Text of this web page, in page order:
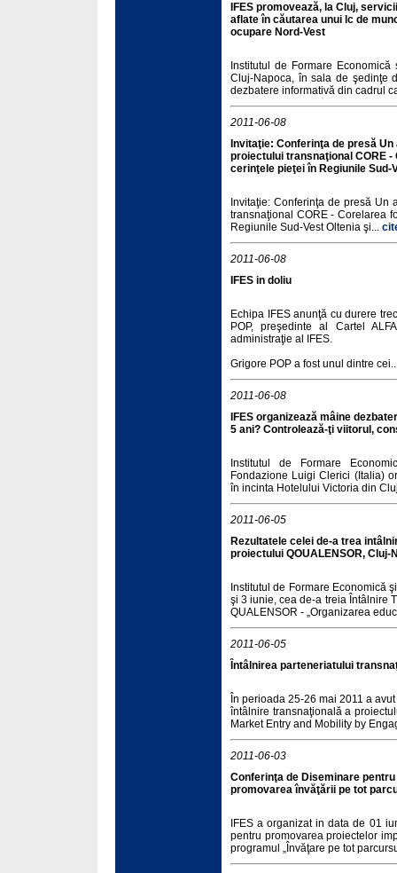
IFES promovează, la Cluj,
aflate în căutarea unui lc de
ocupare Nord-Vest
Institutul de Formare
Cluj-Napoca, în sala de şedinţe
dezbatere informativă din cadrul
2011-06-08
Invitaţie: Conferinţa de presă
proiectului transnaţional CORE
cerinţele pieţei în Regiunile Sud-
Invitaţie: Conferinţa de presă
transnaţional CORE - Corelarea
Regiunile Sud-Vest Oltenia şi...
2011-06-08
IFES in doliu
Echipa IFES anunţă cu durere
POP, preşedinte al Cartel
administraţie al IFES.
Grigore POP a fost unul dintre
2011-06-08
IFES organizează mâine
5 ani? Controlează-ţi viitorul,
Institutul de Formare
Fondazione Luigi Clerici (Italia)
în incinta Hotelului Victoria din
2011-06-05
Rezultatele celei de-a trea
proiectului QOUALENSOR, Cluj-
Institutul de Formare Economică
şi 3 iunie, cea de-a treia Întâlnire
QUALENSOR - „Organizarea
2011-06-05
Întâlnirea parteneriatului
În perioada 25-26 mai 2011 a
întâlnire transnaţională a
Market Entry and Mobility by
2011-06-03
Conferinţa de Diseminare
promovarea învăţării pe tot
IFES a organizat in data de 01
pentru promovarea proiectelor
programul „Învăţare pe tot